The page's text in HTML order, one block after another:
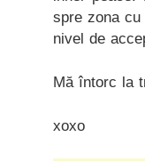
spre zona
nivel de
Mă întorc la
xoxo